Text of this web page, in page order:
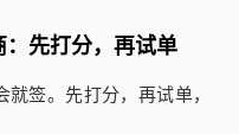
先打分，再试单
签。先打分，再试单，